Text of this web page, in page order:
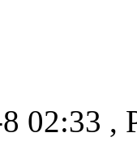
02:33 ,